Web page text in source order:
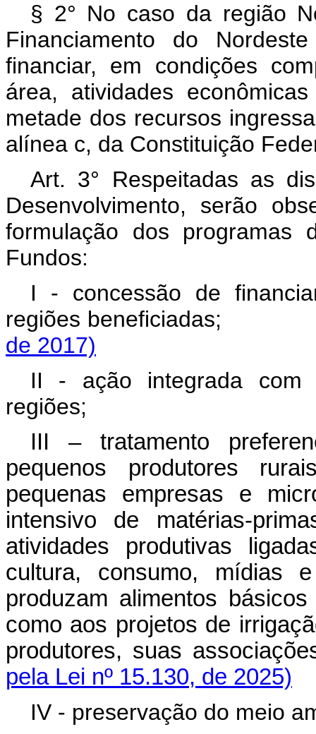
§ 2° No caso da região
Financiamento do
financiar, em condições
área, atividades
metade dos recursos
alínea c, da Constituição
Art. 3° Respeitadas as
Desenvolvimento, serão
formulação dos programas
Fundos:
I - concessão de
regiões
de 2017)
II - ação integrada com
regiões;
III – tratamento
pequenos produtores
pequenas empresas e
intensivo de matérias-
atividades produtivas
cultura, consumo, mídias
produzam alimentos
como aos projetos de
produtores, suas
pela Lei nº 15.130, de 2025)
IV - preservação do meio